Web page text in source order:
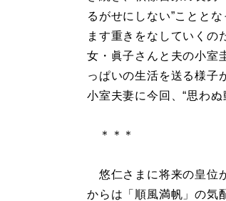
るがせにしない”ことと
ます重きをなしていくの
女・眞子さんと夫の小室
っぱいの生活を送る様子
小室夫妻に今回、“思わぬ
＊＊＊
悠仁さまに将来の皇位
からは「順風満帆」の気